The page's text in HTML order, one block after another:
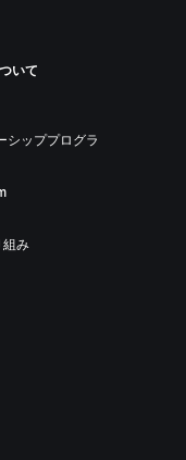
と。
ント。
イムまたは距
こと。ゲーム内
ム）」の効果音
水玉模様が目
岳女王」。
こと。ちぎれ
いて
シッププログラ
組み